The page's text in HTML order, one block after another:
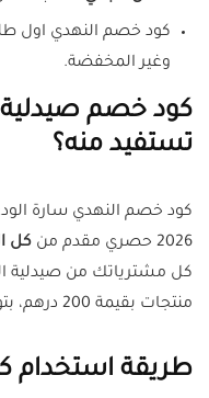
كود خصم النهدي اول
وغير المخفضة.
تستفيد منه؟
2026 حصري مقدم من
كل
كل مشترياتك من صيدلية
منتجات بقيمة 200 درهم، بتوفر 10 دراهم على طول.
طريقة استخدام